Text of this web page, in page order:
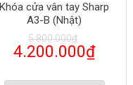
Khóa cửa vân tay Sharp
A3-B (Nhật)
5.800.000₫
4.200.000₫